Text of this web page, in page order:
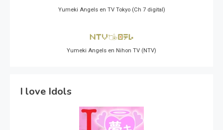
Yumeki Angels en TV Tokyo (Ch 7 digital)
Yumeki Angels en Nihon TV (NTV)
I love Idols